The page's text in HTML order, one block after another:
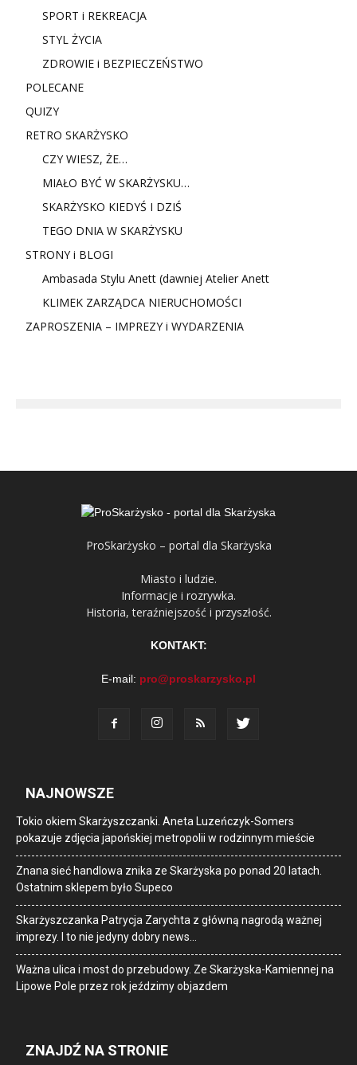
SPORT i REKREACJA
STYL ŻYCIA
ZDROWIE i BEZPIECZEŃSTWO
POLECANE
QUIZY
RETRO SKARŻYSKO
CZY WIESZ, ŻE…
MIAŁO BYĆ W SKARŻYSKU…
SKARŻYSKO KIEDYŚ I DZIŚ
TEGO DNIA W SKARŻYSKU
STRONY i BLOGI
Ambasada Stylu Anett (dawniej Atelier Anett
KLIMEK ZARZĄDCA NIERUCHOMOŚCI
ZAPROSZENIA – IMPREZY i WYDARZENIA
ProSkarżysko – portal dla Skarżyska
Miasto i ludzie.
Informacje i rozrywka.
Historia, teraźniejszość i przyszłość.
KONTAKT:
E-mail: pro@proskarzysko.pl
NAJNOWSZE
Tokio okiem Skarżyszczanki. Aneta Luzeńczyk-Somers
pokazuje zdjęcia japońskiej metropolii w rodzinnym mieście
Znana sieć handlowa znika ze Skarżyska po ponad 20 latach.
Ostatnim sklepem było Supeco
Skarżyszczanka Patrycja Zarychta z główną nagrodą ważnej
imprezy. I to nie jedyny dobry news…
Ważna ulica i most do przebudowy. Ze Skarżyska-Kamiennej na
Lipowe Pole przez rok jeździmy objazdem
ZNAJDŹ NA STRONIE